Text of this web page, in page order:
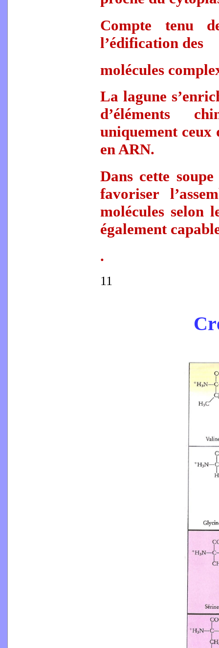
Compte tenu
l’édification des
molécules
La lagune
d’éléments
uniquement ceux
en ARN.
Dans cette
favoriser
molécules selon
également
.
11